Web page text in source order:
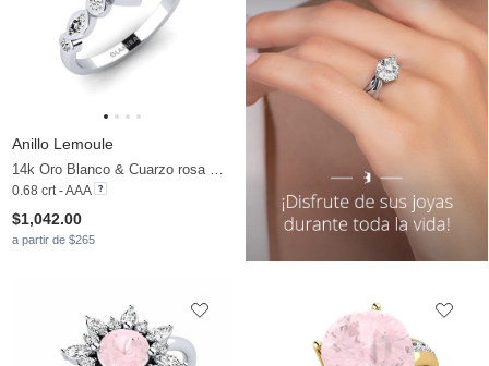
Anillo Lemoule
0.68 crt - AAA
$1,042.00
a partir de $265